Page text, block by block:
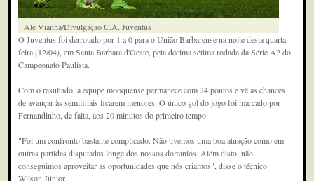
Ale Vianna/Divulgação C.A. Juventus
O Juventus foi derrotado por 1 a 0 para o União Barbarense na noite desta quarta-
feira (12/04), em Santa Bárbara d'Oeste, pela décima sétima rodada da Série A2 do
Campeonato Paulista.
Com o resultado, a equipe mooquense permanece com 24 pontos e vê as chances
de avançar às semifinais ficarem menores. O único gol do jogo foi marcado por
Fernandinho, de falta, aos 20 minutos do primeiro tempo.
"Foi um confronto bastante complicado. Não tivemos uma boa atuação como em
outras partidas disputadas longe dos nossos domínios. Além disto, não
conseguimos aproveitar as oportunidades que nós criamos", disse o técnico
Wilson Júnior.